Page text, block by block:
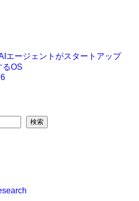
エージェントがスタートアップ
るOS
検索